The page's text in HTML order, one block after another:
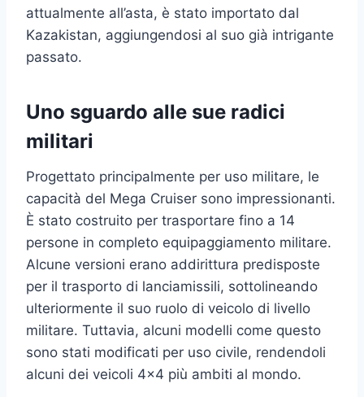
attualmente all’asta, è stato importato dal
Kazakistan, aggiungendosi al suo già intrigante
passato.
Uno sguardo alle sue radici
militari
Progettato principalmente per uso militare, le
capacità del Mega Cruiser sono impressionanti.
È stato costruito per trasportare fino a 14
persone in completo equipaggiamento militare.
Alcune versioni erano addirittura predisposte
per il trasporto di lanciamissili, sottolineando
ulteriormente il suo ruolo di veicolo di livello
militare. Tuttavia, alcuni modelli come questo
sono stati modificati per uso civile, rendendoli
alcuni dei veicoli 4×4 più ambiti al mondo.